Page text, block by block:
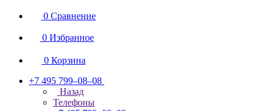
0 Сравнение
0 Избранное
0 Корзина
+7 495 799–08–08
Назад
Телефоны